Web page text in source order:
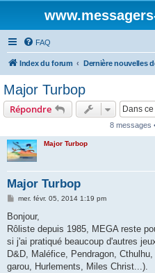
FAQ
Index du forum
Major Turbop
Répondre
8 messages
Major Turbop
Major Turbop
M
s
a
g
e
mer. févr. 05, 2014 1:19 pm
Bonjour,
Rôliste depuis 1985, MEGA reste
si j'ai pratiqué beaucoup d'autres
D&D, Maléfice, Pendragon,
garou, Hurlements, Miles Christ...).